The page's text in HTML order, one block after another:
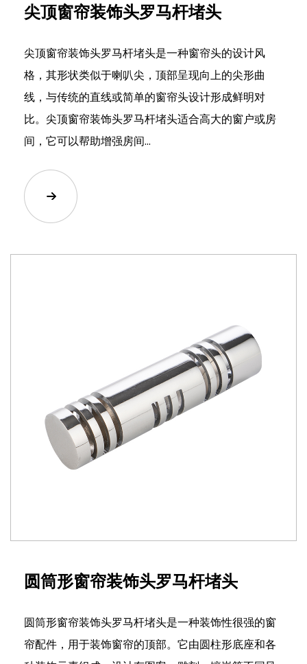
尖顶窗帘装饰头罗马杆堵头
尖顶窗帘装饰头罗马杆堵头是一种窗帘头的设计风
格，其形状类似于喇叭尖，顶部呈现向上的尖形曲
线，与传统的直线或简单的窗帘头设计形成鲜明对
比。尖顶窗帘装饰头罗马杆堵头适合高大的窗户或房
间，它可以帮助增强房间...
圆筒形窗帘装饰头罗马杆堵头
圆筒形窗帘装饰头罗马杆堵头是一种装饰性很强的窗
帘配件，用于装饰窗帘的顶部。它由圆柱形底座和各